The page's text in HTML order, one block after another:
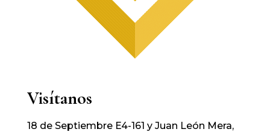
Visítanos
18 de Septiembre E4-161 y Juan León Mera,